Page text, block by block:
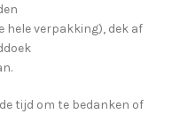
hele verpakking), dek af
tijd om te bedanken of